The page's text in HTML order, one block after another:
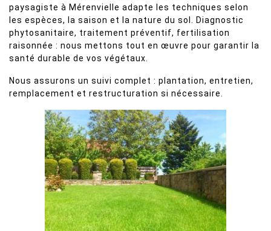
paysagiste à Mérenvielle adapte les techniques selon
les espèces, la saison et la nature du sol. Diagnostic
phytosanitaire, traitement préventif, fertilisation
raisonnée : nous mettons tout en œuvre pour garantir la
santé durable de vos végétaux.
Nous assurons un suivi complet : plantation, entretien,
remplacement et restructuration si nécessaire.